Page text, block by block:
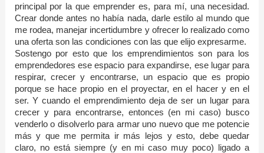
principal por la que emprender es, para mí, una necesidad.
Crear donde antes no había nada, darle estilo al mundo que
me rodea, manejar incertidumbre y ofrecer lo realizado como
una oferta son las condiciones con las que elijo expresarme.
Sostengo por esto que los emprendimientos son para los
emprendedores ese espacio para expandirse, ese lugar para
respirar, crecer y encontrarse, un espacio que es propio
porque se hace propio en el proyectar, en el hacer y en el
ser. Y cuando el emprendimiento deja de ser un lugar para
crecer y para encontrarse, entonces (en mi caso) busco
venderlo o disolverlo para armar uno nuevo que me potencie
más y que me permita ir más lejos y esto, debe quedar
claro, no está siempre (y en mi caso muy poco) ligado a